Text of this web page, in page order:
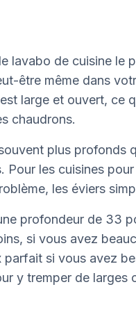
lavabo de cuisine le
être même dans
large et ouvert, ce
chaudrons.
plus profonds
les cuisines
les éviers
profondeur de 33
si vous avez
parfait si vous avez
y tremper de larges